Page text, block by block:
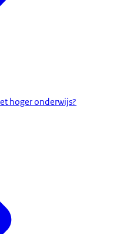
hoger onderwijs?